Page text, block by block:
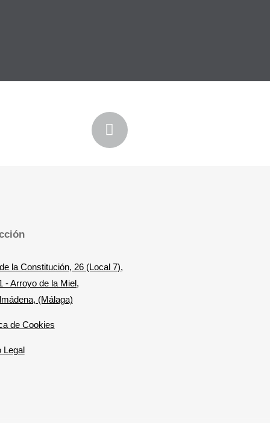
la Constitución, 26 (Local 7),
- Arroyo de la Miel,
(Málaga)
de Cookies
Legal